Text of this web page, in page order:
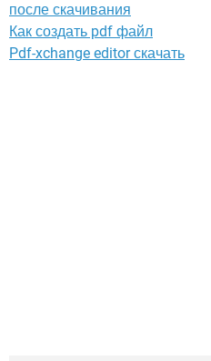
после скачивания
Как создать pdf файл
Pdf-xchange editor скачать